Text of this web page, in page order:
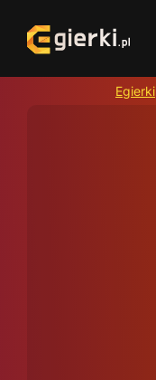
Egierki